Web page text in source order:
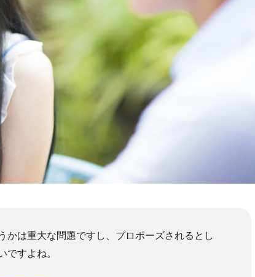
かは重大な問題ですし、プロポーズされるとし
ですよね。